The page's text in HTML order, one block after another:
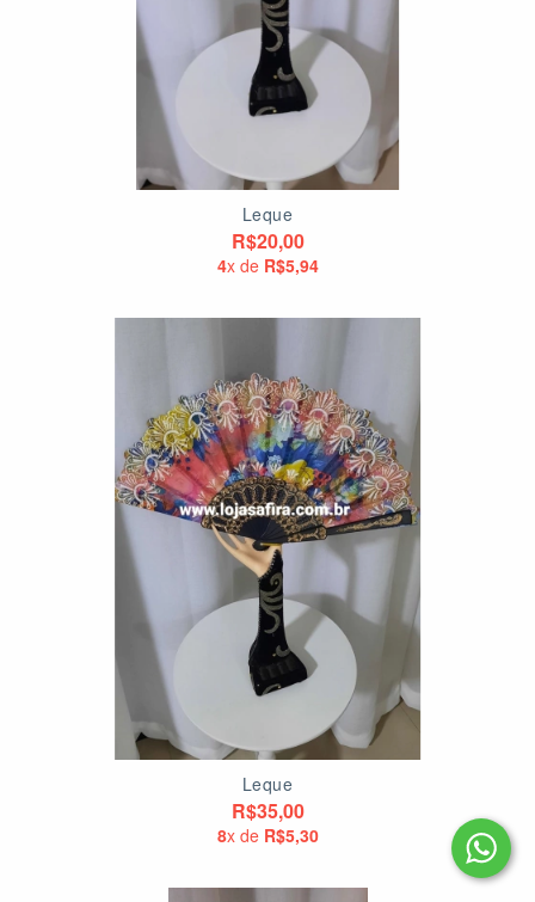
Leque
R$20,00
4x de R$5,94
Leque
R$35,00
8x de R$5,30